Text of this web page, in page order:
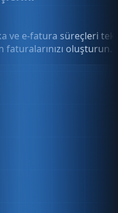
ve e-fatura süreçleri tek
oluşturun.
altyapısı sunun